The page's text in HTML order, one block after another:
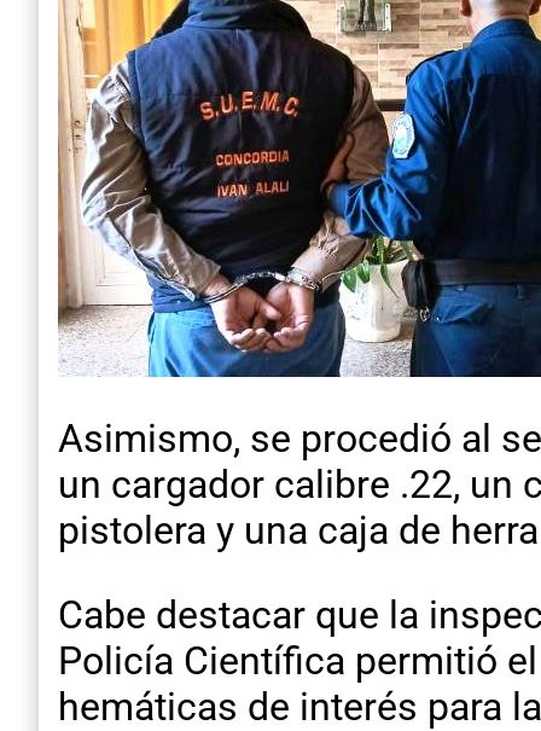
Asimismo, se procedió al
un cargador calibre .22, un
pistolera y una caja de
Cabe destacar que la
Policía Científica permitió
hemáticas de interés para